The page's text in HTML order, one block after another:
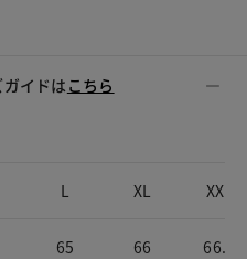
イドはこちら
L XL XXL
65 66 66.5